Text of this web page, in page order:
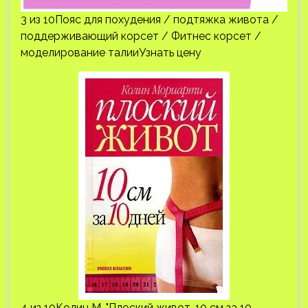
3 из 10Пояс для похудения / подтяжка живота /
поддерживающий корсет / Фитнес корсет /
моделирование талииУзнать цену